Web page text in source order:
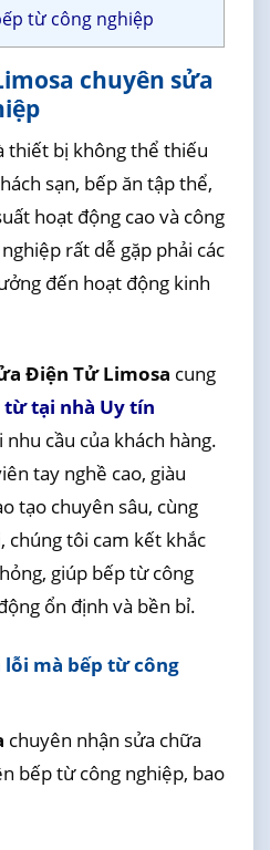
từ công nghiệp
chuyên sửa
thiết bị không thể thiếu
sạn, bếp ăn tập thể,
hoạt động cao và công
rất dễ gặp phải các
đến hoạt động kinh
Điện Tử Limosa cung
tại nhà Uy tín
cầu của khách hàng.
tay nghề cao, giàu
tạo chuyên sâu, cùng
chúng tôi cam kết khắc
giúp bếp từ công
ổn định và bền bỉ.
lỗi mà bếp từ công
chuyên nhận sửa chữa
bếp từ công nghiệp, bao